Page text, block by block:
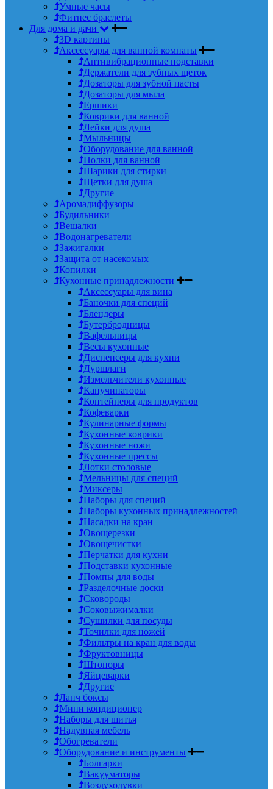
Умные часы
Фитнес браслеты
Для дома и дачи
3D картины
Аксессуары для ванной комнаты
Антивибрационные подставки
Держатели для зубных щеток
Дозаторы для зубной пасты
Дозаторы для мыла
Ершики
Коврики для ванной
Лейки для душа
Мыльницы
Оборудование для ванной
Полки для ванной
Шарики для стирки
Щетки для душа
Другие
Аромадиффузоры
Будильники
Вешалки
Водонагреватели
Зажигалки
Защита от насекомых
Копилки
Кухонные принадлежности
Аксессуары для вина
Баночки для специй
Блендеры
Бутербродницы
Вафельницы
Весы кухонные
Диспенсеры для кухни
Дуршлаги
Измельчители кухонные
Капучинаторы
Контейнеры для продуктов
Кофеварки
Кулинарные формы
Кухонные коврики
Кухонные ножи
Кухонные прессы
Лотки столовые
Мельницы для специй
Миксеры
Наборы для специй
Наборы кухонных принадлежностей
Насадки на кран
Овощерезки
Овощечистки
Перчатки для кухни
Подставки кухонные
Помпы для воды
Разделочные доски
Сковороды
Соковыжималки
Сушилки для посуды
Точилки для ножей
Фильтры на кран для воды
Фруктовницы
Штопоры
Яйцеварки
Другие
Ланч боксы
Мини кондиционер
Наборы для шитья
Надувная мебель
Обогреватели
Оборудование и инструменты
Болгарки
Вакууматоры
Воздуходувки